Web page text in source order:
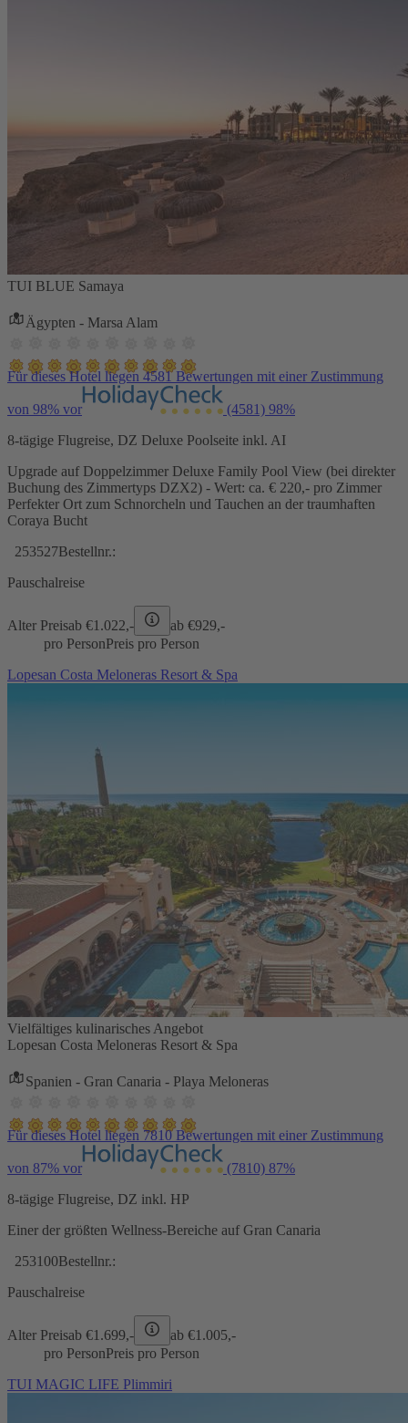
TUI BLUE Samaya
Ägypten - Marsa Alam
Für dieses Hotel liegen 4581 Bewertungen mit einer Zustimmung
von 98% vor (4581) 98%
8-tägige Flugreise, DZ Deluxe Poolseite inkl. AI
Upgrade auf Doppelzimmer Deluxe Family Pool View (bei direkter
Buchung des Zimmertyps DZX2) - Wert: ca. € 220,- pro Zimmer
Perfekter Ort zum Schnorcheln und Tauchen an der traumhaften
Coraya Bucht
253527Bestellnr.:
Pauschalreise
Alter Preisab €1.022,- ab €929,-
pro PersonPreis pro Person
Lopesan Costa Meloneras Resort & Spa
Vielfältiges kulinarisches Angebot
Lopesan Costa Meloneras Resort & Spa
Spanien - Gran Canaria - Playa Meloneras
Für dieses Hotel liegen 7810 Bewertungen mit einer Zustimmung
von 87% vor (7810) 87%
8-tägige Flugreise, DZ inkl. HP
Einer der größten Wellness-Bereiche auf Gran Canaria
253100Bestellnr.:
Pauschalreise
Alter Preisab €1.699,- ab €1.005,-
pro PersonPreis pro Person
TUI MAGIC LIFE Plimmiri